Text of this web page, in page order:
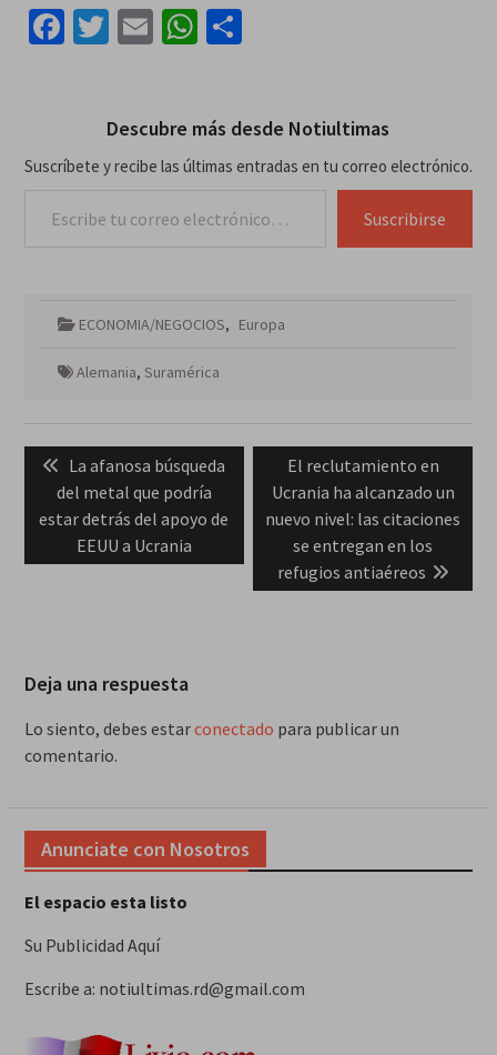
Facebook
Twitter
EmailWhatsApp
Compartir
Descubre más desde Notiultimas
Suscríbete y recibe las últimas entradas en tu correo electrónico.
Suscribirse
ECONOMIA/NEGOCIOS, Europa
Alemania, Suramérica
Navegación
de
entradas
Previous
post:
La afanosa búsqueda
del metal que podría
estar detrás del apoyo de
EEUU a Ucrania
Next
post:
El reclutamiento en
Ucrania ha alcanzado un
nuevo nivel: las citaciones
se entregan en los
refugios antiaéreos
Deja una respuesta
Lo siento, debes estarconectado para publicar un
comentario.
Anunciate con Nosotros
El espacio esta listo
Su Publicidad Aquí
Escribe a: notiultimas.rd@gmail.com